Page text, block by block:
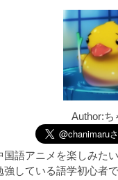
Author:ち
国語アニメを楽しみた
強している語学初心者